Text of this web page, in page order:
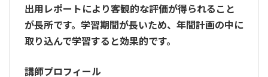
出用レポートにより客観的な評価が得られること
が長所です。学習期間が長いため、年間計画の中に
取り込んで学習すると効果的です。
講師プロフィール